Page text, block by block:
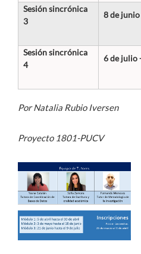
Sesión sincrónica
3
8 de
Sesión sincrónica
4
6 de julio
Por Natalia Rubio Iversen
Proyecto 1801-PUCV